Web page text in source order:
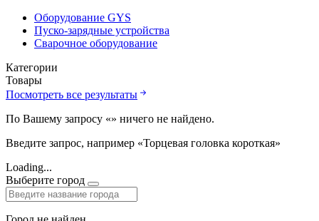
Оборудование GYS
Пуско-зарядные устройства
Сварочное оборудование
Категории
Товары
Посмотреть все результаты
По Вашему запросу «» ничего не найдено.
Введите запрос, например «Торцевая головка короткая»
Loading...
Выберите город